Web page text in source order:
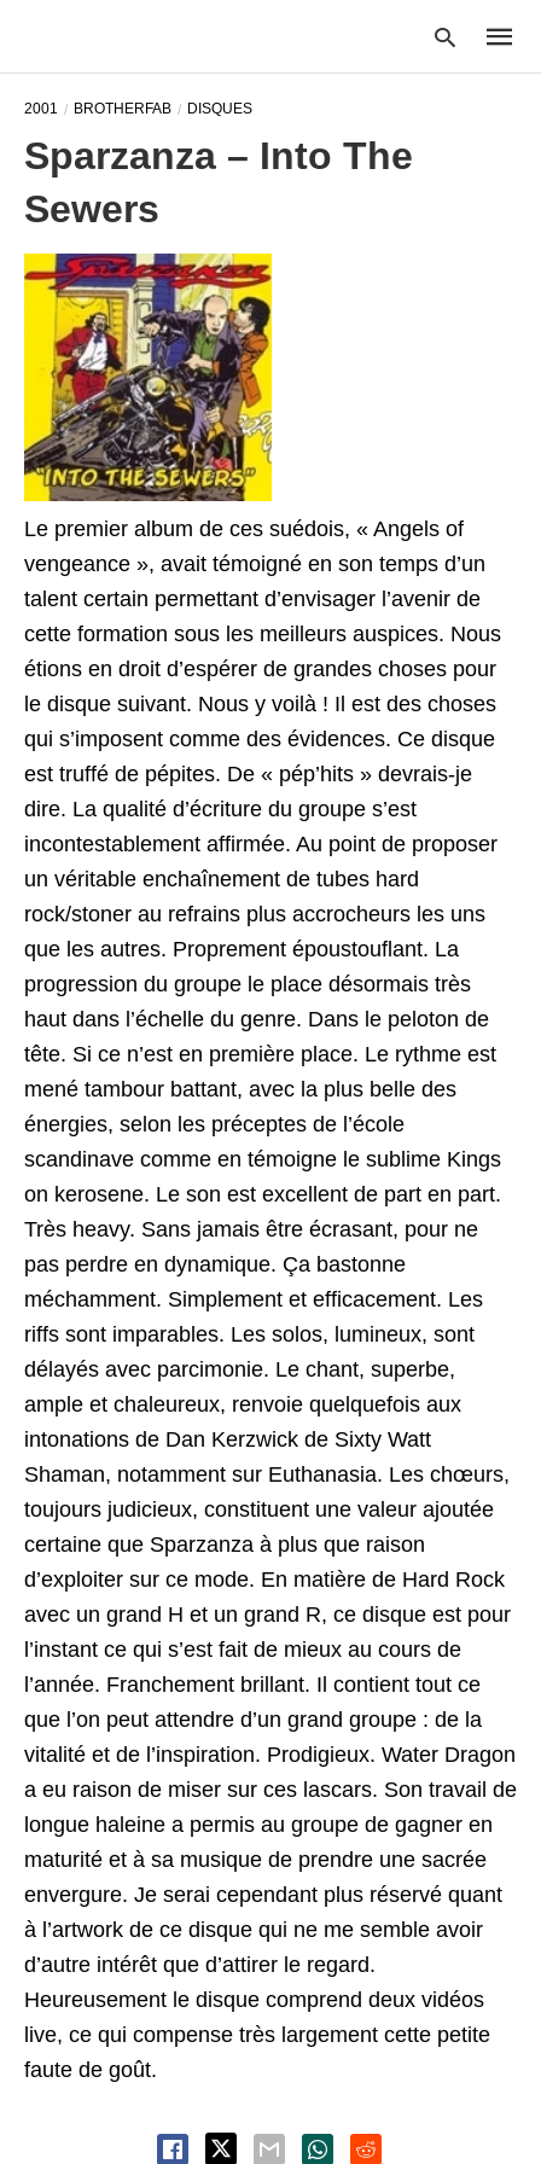
2001 BROTHERFAB DISQUES
Sparzanza – Into The
Sewers
Le premier album de ces suédois, « Angels of
vengeance », avait témoigné en son temps d’un
talent certain permettant d’envisager l’avenir de
cette formation sous les meilleurs auspices. Nous
étions en droit d’espérer de grandes choses pour
le disque suivant. Nous y voilà ! Il est des choses
qui s’imposent comme des évidences. Ce disque
est truffé de pépites. De « pép’hits » devrais-je
dire. La qualité d’écriture du groupe s’est
incontestablement affirmée. Au point de proposer
un véritable enchaînement de tubes hard
rock/stoner au refrains plus accrocheurs les uns
que les autres. Proprement époustouflant. La
progression du groupe le place désormais très
haut dans l’échelle du genre. Dans le peloton de
tête. Si ce n’est en première place. Le rythme est
mené tambour battant, avec la plus belle des
énergies, selon les préceptes de l’école
scandinave comme en témoigne le sublime Kings
on kerosene. Le son est excellent de part en part.
Très heavy. Sans jamais être écrasant, pour ne
pas perdre en dynamique. Ça bastonne
méchamment. Simplement et efficacement. Les
riffs sont imparables. Les solos, lumineux, sont
délayés avec parcimonie. Le chant, superbe,
ample et chaleureux, renvoie quelquefois aux
intonations de Dan Kerzwick de Sixty Watt
Shaman, notamment sur Euthanasia. Les chœurs,
toujours judicieux, constituent une valeur ajoutée
certaine que Sparzanza à plus que raison
d’exploiter sur ce mode. En matière de Hard Rock
avec un grand H et un grand R, ce disque est pour
l’instant ce qui s’est fait de mieux au cours de
l’année. Franchement brillant. Il contient tout ce
que l’on peut attendre d’un grand groupe : de la
vitalité et de l’inspiration. Prodigieux. Water Dragon
a eu raison de miser sur ces lascars. Son travail de
longue haleine a permis au groupe de gagner en
maturité et à sa musique de prendre une sacrée
envergure. Je serai cependant plus réservé quant
à l’artwork de ce disque qui ne me semble avoir
d’autre intérêt que d’attirer le regard.
Heureusement le disque comprend deux vidéos
live, ce qui compense très largement cette petite
faute de goût.